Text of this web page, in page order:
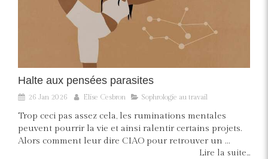
Halte aux pensées parasites
26 Jan 2026 Elise Cesbron Sophrologie au travail
Trop ceci pas assez cela, les ruminations mentales
peuvent pourrir la vie et ainsi ralentir certains projets.
Alors comment leur dire CIAO pour retrouver un ...
Lire la suite...